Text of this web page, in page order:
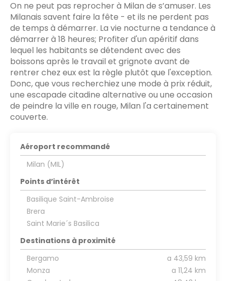
On ne peut pas reprocher à Milan de s’amuser. Les
Milanais savent faire la fête - et ils ne perdent pas
de temps à démarrer. La vie nocturne a tendance à
démarrer à 18 heures; Profiter d'un apéritif dans
lequel les habitants se détendent avec des
boissons après le travail et grignote avant de
rentrer chez eux est la règle plutôt que l'exception.
Donc, que vous recherchiez une mode à prix réduit,
une escapade citadine alternative ou une occasion
de peindre la ville en rouge, Milan l'a certainement
couverte.
Aéroport recommandé
Milan (MIL)
Points d’intérêt
Basilique Saint-Ambroise
Brera
Saint Marie´s Basilica
Destinations à proximité
Bergamo
a 43,59 km
Monza
a 11,24 km